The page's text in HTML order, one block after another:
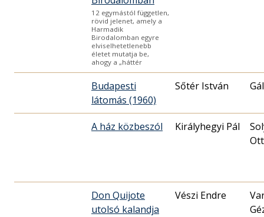
12 egymástól független,
rövid jelenet, amely a
Harmadik
Birodalomban egyre
elviselhetetlenebb
életet mutatja be,
ahogy a „háttér
Budapesti
látomás (1960)
Sőtér István
A ház közbeszól Királyhegyi Pál
Don Quijote
utolsó kalandja
Vészi Endre